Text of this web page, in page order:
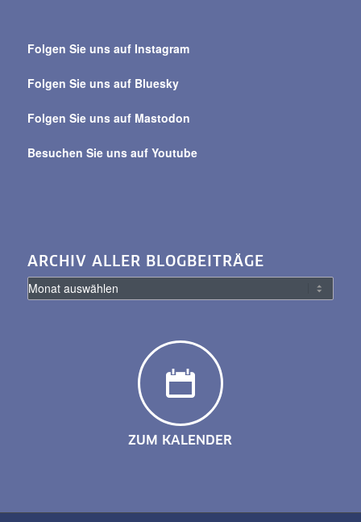
alle
Folgen Sie uns auf Instagram
Folgen Sie uns auf Bluesky
Folgen Sie uns auf Mastodon
Besuchen Sie uns auf Youtube
ARCHIV ALLER BLOGBEITRÄGE
ZUM KALENDER